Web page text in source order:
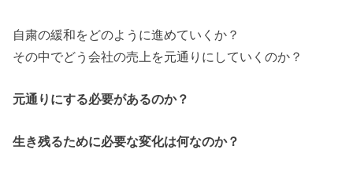
自粛の緩和をどのように進めていくか？
その中でどう会社の売上を元通りにしていくのか？
元通りにする必要があるのか？
生き残るために必要な変化は何なのか？